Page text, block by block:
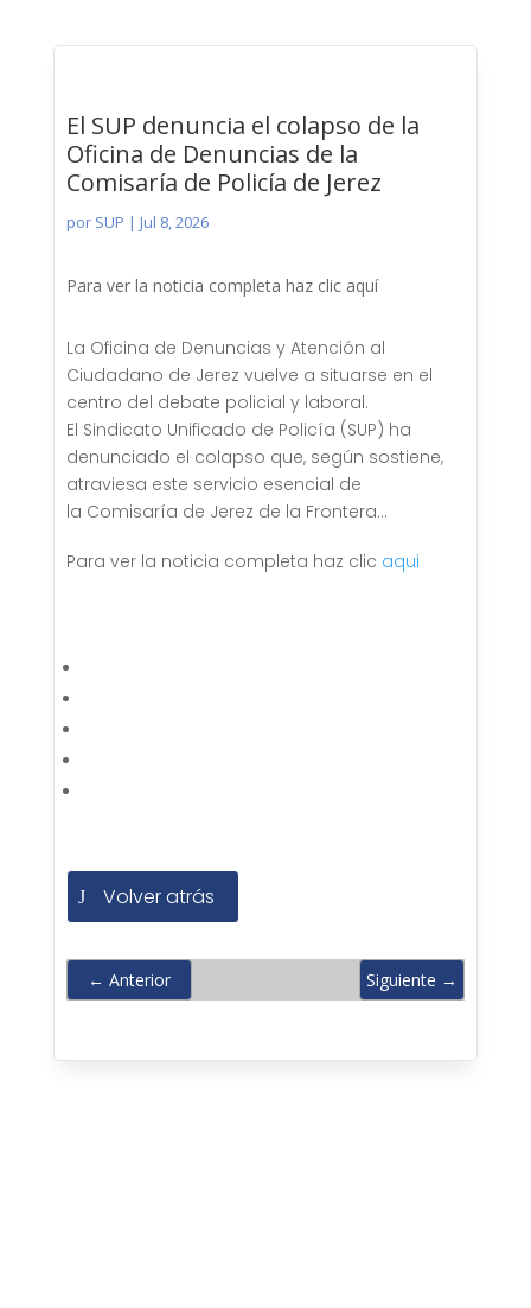
El SUP denuncia el colapso de la
Oficina de Denuncias de la
Comisaría de Policía de Jerez
por SUP | Jul 8, 2026
Para ver la noticia completa haz clic aquí
La Oficina de Denuncias y Atención al
Ciudadano de Jerez vuelve a situarse en el
centro del debate policial y laboral.
El Sindicato Unificado de Policía (SUP) ha
denunciado el colapso que, según sostiene,
atraviesa este servicio esencial de
la Comisaría de Jerez de la Frontera…
Para ver la noticia completa haz clic aqui
Volver atrás
← Anterior Siguiente →